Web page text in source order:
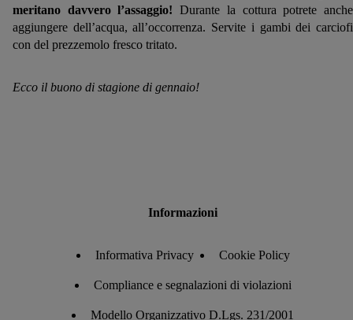
meritano davvero l’assaggio! Durante la cottura potrete anche
aggiungere dell’acqua, all’occorrenza. Servite i gambi dei carciofi
con del prezzemolo fresco tritato.
Ecco il buono di stagione di gennaio!
Informazioni
Informativa Privacy Cookie Policy
Compliance e segnalazioni di violazioni
Modello Organizzativo D.Lgs. 231/2001